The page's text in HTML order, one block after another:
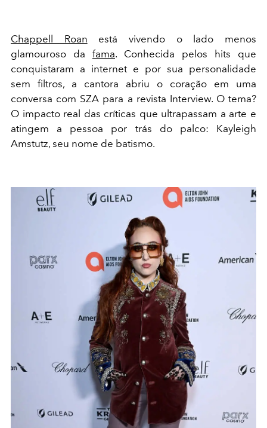
Chappell Roan está vivendo o lado menos
glamouroso da fama. Conhecida pelos hits que
conquistaram a internet e por sua personalidade
sem filtros, a cantora abriu o coração em uma
conversa com SZA para a revista Interview. O tema?
O impacto real das críticas que ultrapassam a arte e
atingem a pessoa por trás do palco: Kayleigh
Amstutz, seu nome de batismo.